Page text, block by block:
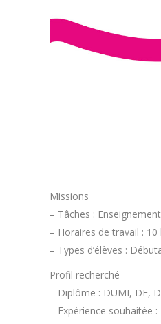
Missions
– Tâches :
– Horaires de travail :
– Types d’élèves :
Profil recherché
– Diplôme : DUMI, DE,
– Expérience souhaitée